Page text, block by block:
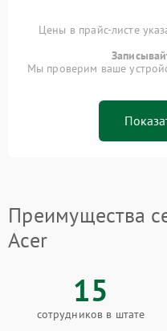
Цены в прайс-листе
Мы проверим ваше
Преимущества
Acer
15
сотрудников в штате